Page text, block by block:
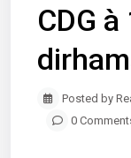
CDG
Posted by
0